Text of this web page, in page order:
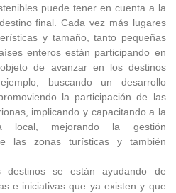
puede tener en cuenta a la
final. Cada vez más lugares
y tamaño, tanto pequeñas
enteros están participando en
de avanzar en los destinos
buscando un desarrollo
la participación de las
implicando y capacitando a la
local, mejorando la gestión
las zonas turísticas y también
destinos se están ayudando de
e iniciativas que ya existen y que